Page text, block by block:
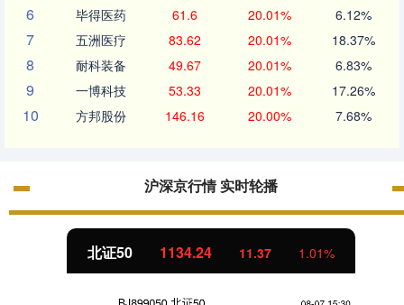
6 毕得医药 61.6 20.01% 6.12%
7 五洲医疗 83.62 20.01% 18.37%
8 耐科装备 49.67 20.01% 6.83%
9 一博科技 53.33 20.01% 17.26%
10 方邦股份 146.16 20.00% 7.68%
沪深京行情 实时轮播
北证50 1134.24 11.37 1.01%